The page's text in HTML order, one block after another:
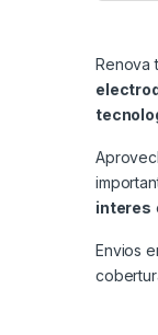
Renova
interes
Envios